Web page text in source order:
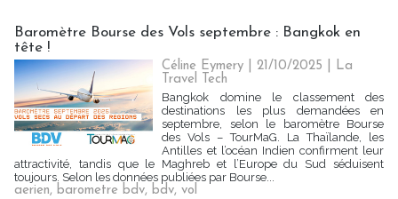
Baromètre Bourse des Vols septembre : Bangkok en
tête !
Céline Eymery | 21/10/2025
La
Travel Tech
Bangkok domine le classement des
destinations les plus demandées en
septembre, selon le baromètre Bourse
des Vols – TourMaG. La Thaïlande, les
Antilles et l’océan Indien confirment leur
attractivité, tandis que le Maghreb et l’Europe du Sud séduisent
toujours. Selon les données publiées par Bourse...
aerien, barometre bdv, bdv, vol